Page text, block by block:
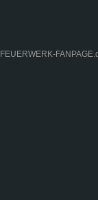
FEUERWERK-